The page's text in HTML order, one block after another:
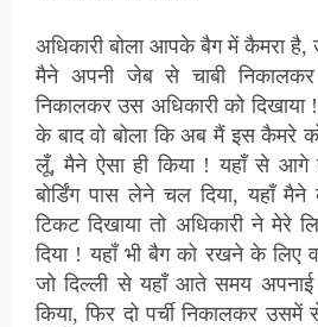
अधिकारी बोला आपके बैग में कैमरा
मैने अपनी जेब से चाबी
निकालकर उस अधिकारी को
के बाद वो बोला कि अब मैं इस कैमरे
लूँ, मैने ऐसा ही किया ! यहाँ से आगे
बोर्डिंग पास लेने चल दिया, यहाँ
टिकट दिखाया तो अधिकारी ने मेरे
दिया ! यहाँ भी बैग को रखने के लिए
जो दिल्ली से यहाँ आते समय
किया, फिर दो पर्ची निकालकर